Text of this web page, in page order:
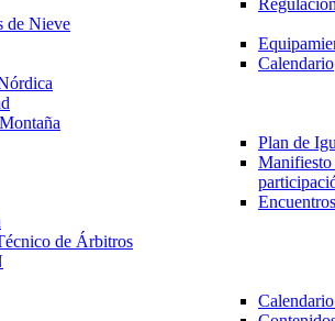
de Nieve
Calendario
Plan de
de Árbitros